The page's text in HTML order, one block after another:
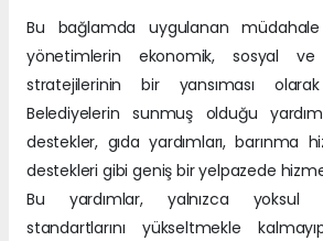
Bu bağlamda uygulanan
yönetimlerin ekonomik, sosyal
stratejilerinin bir yansıması olarak
Belediyelerin sunmuş olduğu
destekler, gıda yardımları, barınma
destekleri gibi geniş bir yelpazede
Bu yardımlar, yalnızca yoksul
standartlarını yükseltmekle